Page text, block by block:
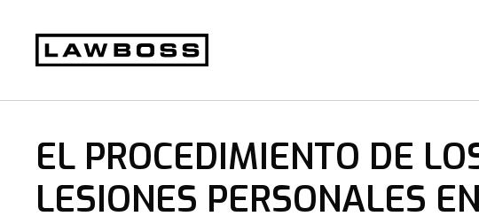
navegación
contenido
principal
barra
principal
de
de
abogados
Uvalle
EL PROCEDIMIENTO DE
LESIONES PERSONALES